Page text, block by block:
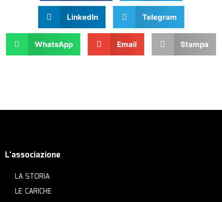
LinkedIn Telegram
WhatsApp Email Stampa
L'associazione
LA STORIA
LE CARICHE